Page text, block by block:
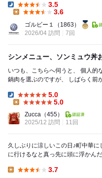
Dinner:
3.5
3.6
ゴルビー１
（1863）
2026/04 訪問
7回
シンメニュー、ソンミュウ丼
いつも、こちらへ伺うと、 個人的な意見ですが、「世界一美味しい」 回
鍋肉を選ぶのですが、 しばらく前から、シンメニュー、 「ソンミュウ
Dinner:
5.0
5.0
Zucca （455）
2025/12 訪問
11回
久しぶりに涼しいこの日♪町中華
に行けるなと真っ先に頭に浮かんだ天竺さんへ！
3.7